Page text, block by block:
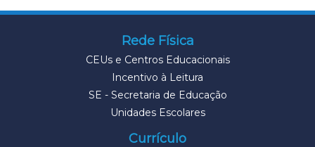
Rede Física
CEUs e Centros Educacionais
Incentivo à Leitura
SE - Secretaria de Educação
Unidades Escolares
Currículo